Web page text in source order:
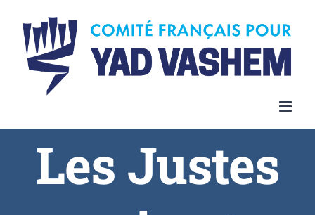
Les Justes